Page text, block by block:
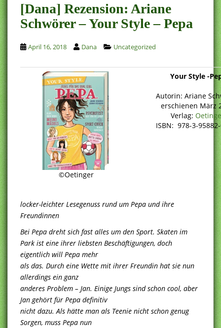
[Dana] Rezension: Ariane
Schwörer – Your Style – Pepa
April 16, 2018 Dana Uncategorized
©Oetinger
Your Style -
Autorin: Ariane
erschienen März
Verlag:
ISBN: 978-3-
locker-leichter Lesegenuss rund um Pepa und ihre
Freundinnen
Bei Pepa dreht sich fast alles um den Sport. Skaten im
Park ist eine ihrer liebsten Beschäftigungen, doch
eigentlich will Pepa mehr
als das. Durch eine Wette mit ihrer Freundin hat sie nun
allerdings ein ganz
anderes Problem – Jan. Einige Jungs sind schon cool, aber
Jan gehört für Pepa definitiv
nicht dazu. Als hätte man als Teenie nicht schon genug
Sorgen, muss Pepa nun